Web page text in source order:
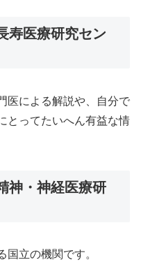
寿医療研究セン
医による解説や、自分で
とってたいへん有益な情
神・神経医療研
国立の機関です。